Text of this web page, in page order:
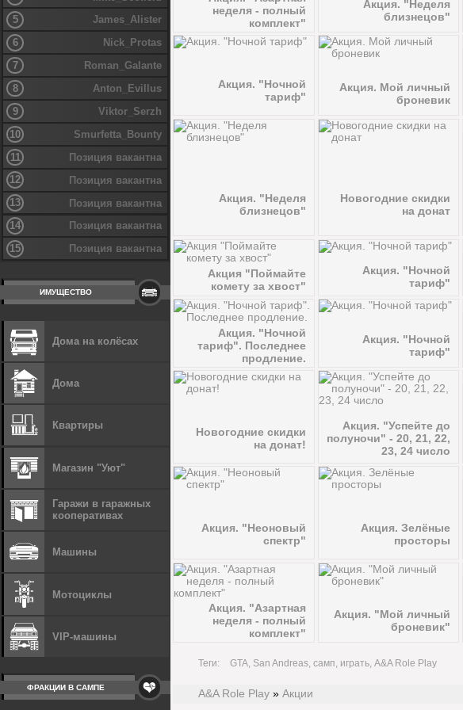
неделя - полный
комплект"
Акция. "Неделя
близнецов"
Акция. "Ночной
тариф"
Акция. Мой личный
броневик
Акция. "Неделя
близнецов"
Новогодние скидки
на донат
Акция "Поймайте
комету за хвост"
Акция. "Ночной
тариф"
Акция. "Ночной
тариф". Последнее
продление.
Акция. "Ночной
тариф"
Новогодние скидки
на донат!
Акция. "Успейте до
полуночи" - 20, 21, 22,
23, 24 число
Акция. "Неоновый
спектр"
Акция. Зелёные
просторы
Акция. "Азартная
неделя - полный
комплект"
Акция. "Мой личный
броневик"
Теги: GTA, San Andreas, самп, играть, A&A Role Play
A&A Role Play» Акции
5
James_Alister
6
Nick_Protas
7
Roman_Galante
8
Anton_Evillus
9
Viktor_Serzh
10
Smurfetta_Bounty
11
Позиция вакантна
12
Позиция вакантна
13
Позиция вакантна
14
Позиция вакантна
15
Позиция вакантна
ИМУЩЕСТВО
Дома на колёсах
Дома
Квартиры
Магазин "Уют"
Гаражи в гаражных
кооперативах
Машины
Мотоциклы
VIP-машины
ФРАКЦИИ В САМПЕ